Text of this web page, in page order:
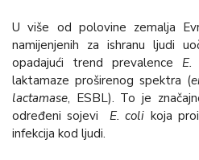
U više od polovine zemalja
namijenjenih za ishranu ljudi
opadajući trend prevalence E.
laktamaze proširenog spektra (
lactamase, ESBL). To je
određeni sojeviE. coli koja
infekcija kod ljudi.